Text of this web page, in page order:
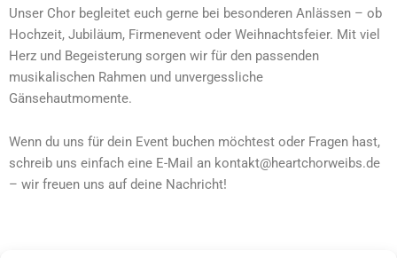
Unser Chor begleitet euch gerne bei besonderen Anlässen – ob
Hochzeit, Jubiläum, Firmenevent oder Weihnachtsfeier. Mit viel
Herz und Begeisterung sorgen wir für den passenden
musikalischen Rahmen und unvergessliche
Gänsehautmomente.
Wenn du uns für dein Event buchen möchtest oder Fragen hast,
schreib uns einfach eine E-Mail an kontakt@heartchorweibs.de
– wir freuen uns auf deine Nachricht!